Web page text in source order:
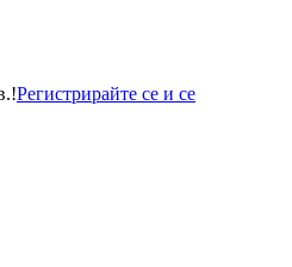
Регистрирайте се и се